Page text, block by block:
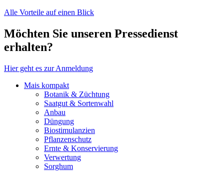
Alle Vorteile auf einen Blick
Möchten Sie unseren Pressedienst
erhalten?
Hier geht es zur Anmeldung
Mais kompakt
Botanik & Züchtung
Saatgut & Sortenwahl
Anbau
Düngung
Biostimulanzien
Pflanzenschutz
Ernte & Konservierung
Verwertung
Sorghum